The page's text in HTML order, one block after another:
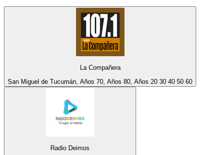
La Compañera
San Miguel de Tucumán, Años 70, Años 80, Años 20 30 40 50 60
Radio Deimos